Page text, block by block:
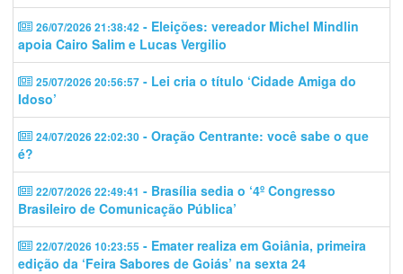
26/07/2026 21:38:42 - Eleições: vereador Michel Mindlin
apoia Cairo Salim e Lucas Vergilio
25/07/2026 20:56:57 - Lei cria o título ‘Cidade Amiga do
Idoso’
24/07/2026 22:02:30 - Oração Centrante: você sabe o que
é?
22/07/2026 22:49:41 - Brasília sedia o ‘4º Congresso
Brasileiro de Comunicação Pública’
22/07/2026 10:23:55 - Emater realiza em Goiânia, primeira
edição da ‘Feira Sabores de Goiás’ na sexta 24